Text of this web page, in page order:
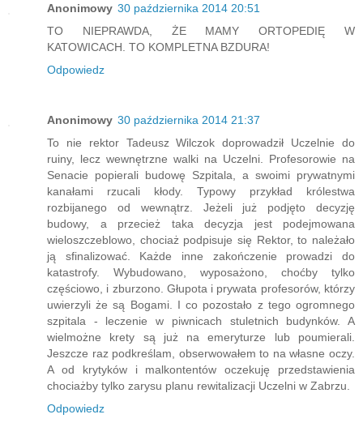
Anonimowy 30 października 2014 20:51
TO NIEPRAWDA, ŻE MAMY ORTOPEDIĘ W
KATOWICACH. TO KOMPLETNA BZDURA!
Odpowiedz
Anonimowy 30 października 2014 21:37
To nie rektor Tadeusz Wilczok doprowadził Uczelnie do
ruiny, lecz wewnętrzne walki na Uczelni. Profesorowie na
Senacie popierali budowę Szpitala, a swoimi prywatnymi
kanałami rzucali kłody. Typowy przykład królestwa
rozbijanego od wewnątrz. Jeżeli już podjęto decyzję
budowy, a przecież taka decyzja jest podejmowana
wieloszczeblowo, chociaż podpisuje się Rektor, to należało
ją sfinalizować. Każde inne zakończenie prowadzi do
katastrofy. Wybudowano, wyposażono, choćby tylko
częściowo, i zburzono. Głupota i prywata profesorów, którzy
uwierzyli że są Bogami. I co pozostało z tego ogromnego
szpitala - leczenie w piwnicach stuletnich budynków. A
wielmożne krety są już na emeryturze lub poumierali.
Jeszcze raz podkreślam, obserwowałem to na własne oczy.
A od krytyków i malkontentów oczekuję przedstawienia
chociażby tylko zarysu planu rewitalizacji Uczelni w Zabrzu.
Odpowiedz